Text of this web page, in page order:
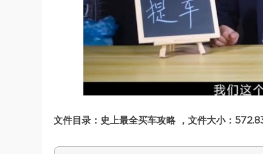
文件目录：史上最全买车攻略 ，文件大小：